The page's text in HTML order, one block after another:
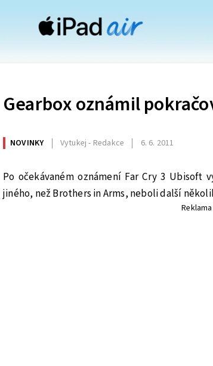
Gearbox oznámil
NOVINKY Vytukej - Redakce 6. 6. 2011
Po očekávaném oznámení Far Cry 3
jiného, než Brothers in Arms, neboli další
Reklama